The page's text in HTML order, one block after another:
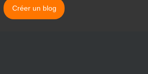
Créer un blog